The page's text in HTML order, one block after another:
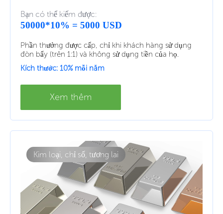
Bạn có thể kiếm được:
50000*10% = 5000 USD
Phần thưởng được cấp, chỉ khi khách hàng sử dụng
đòn bẩy (trên 1:1) và không sử dụng tiền của họ.
Kích thước: 10% mỗi năm
Xem thêm
Kim loại, chỉ số, tương lai